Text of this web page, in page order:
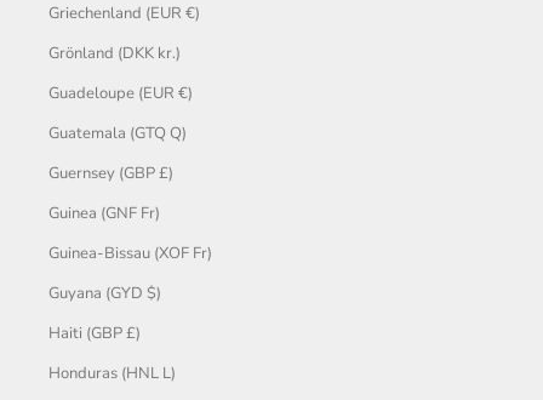
Griechenland (EUR €)
Grönland (DKK kr.)
Guadeloupe (EUR €)
Guatemala (GTQ Q)
Guernsey (GBP £)
Guinea (GNF Fr)
Guinea-Bissau (XOF Fr)
Guyana (GYD $)
Haiti (GBP £)
Honduras (HNL L)